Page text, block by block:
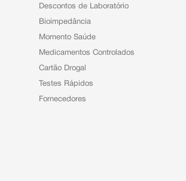
Descontos de Laboratório
Bioimpedância
Momento Saúde
Medicamentos Controlados
Cartão Drogal
Testes Rápidos
Fornecedores